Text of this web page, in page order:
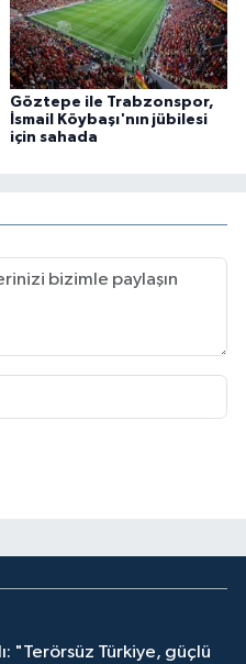
Göztepe ile Trabzonspor,
İsmail Köybaşı'nın jübilesi
için sahada
"Terörsüz Türkiye, güçlü